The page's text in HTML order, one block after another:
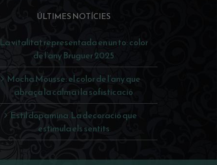
ÚLTIMES NOTÍCIES
La vitalitat representada en un to: color
de l’any Bruguer 2025
Mocha Mousse: el color de l’any que
abraça la calma i la sofisticació
Estil dopamina. La decoració que
estimula els sentits